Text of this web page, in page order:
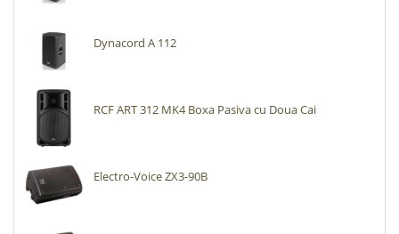
Dynacord A 112
RCF ART 312 MK4 Boxa Pasiva cu Doua Cai
Electro-Voice ZX3-90B